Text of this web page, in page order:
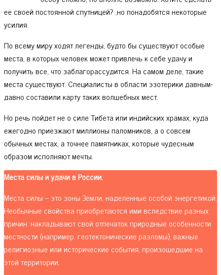
ее своей постоянной спутницей? ,но понадобятся некоторые
усилия.
По всему миру ходят легенды, будто бы существуют особые
места, в которых человек может привлечь к себе удачу и
получить все, что заблагорассудится. На самом деле, такие
места существуют. Специалисты в области эзотерики давным-
давно составили карту таких волшебных мест.
Но речь пойдет не о силе Тибета или индийских храмах, куда
ежегодно приезжают миллионы паломников, а о совсем
обычных местах, а точнее памятниках, которые чудесным
образом исполняют мечты.
Места силы и удачи в России.
Места силы – это зоны Земли, наделенные особой энергетикой.
Необычные свойства приобретаются ими вследствие разных
причин: накладывают свой отпечаток природные особенности
местности (например, геотектонические разломы), важные
религиозные или исторические события, произошедшие на
этой территории.